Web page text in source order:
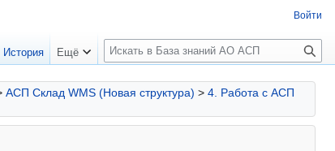
АСП Склад WMS (Новая структура) > 4. Работа с АСП
Войти
История Ещё
П
о
и
с
к